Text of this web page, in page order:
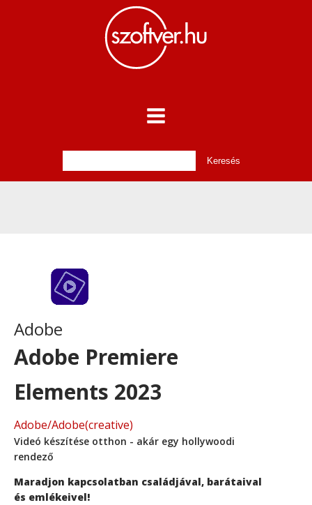
Adobe
Adobe Premiere
Elements 2023
Adobe/Adobe(creative)
Videó készítése otthon - akár egy hollywoodi
rendező
Maradjon kapcsolatban családjával, barátaival
és emlékeivel!